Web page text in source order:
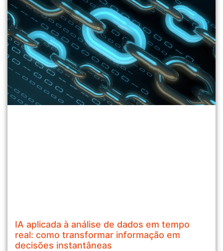
IA aplicada à análise de dados em tempo
real: como transformar informação em
decisões instantâneas